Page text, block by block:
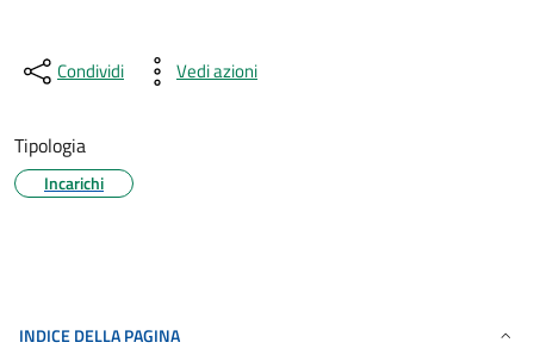
Condividi Vedi azioni
Tipologia
Incarichi
INDICE DELLA PAGINA